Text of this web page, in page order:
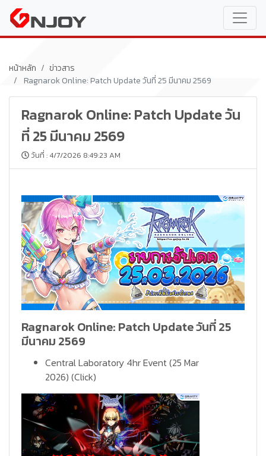
หน้าหลัก
ข่าวสาร
Ragnarok Online: Patch Update วันที่ 25 มีนาคม 2569
Ragnarok Online: Patch Update วัน
ที่ 25 มีนาคม 2569
วันที่ : 4/7/2026 8:49:23 AM
Ragnarok Online: Patch Update วันที่ 25
มีนาคม 2569
Central Laboratory 4hr Event (25 Mar
2026) (Click)